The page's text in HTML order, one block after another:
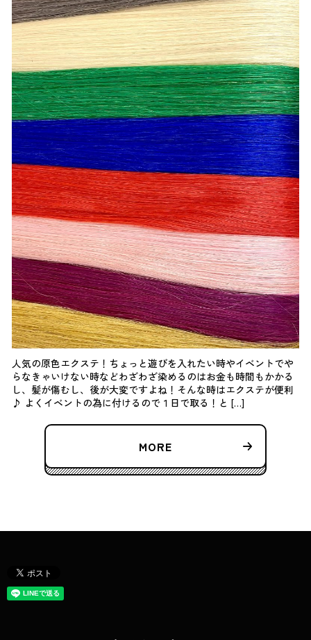
人気の原色エクステ！ちょっと遊びを入れたい時やイベントでや
らなきゃいけない時などわざわざ染めるのはお金も時間もかかる
し、髪が傷むし、後が大変ですよね！そんな時はエクステが便利
♪ よくイベントの為に付けるので１日で取る！と […]
MORE